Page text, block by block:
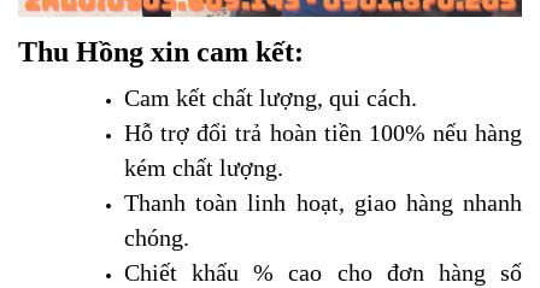
Thu Hồng xin cam kết:
Cam kết chất lượng, qui cách.
Hỗ trợ đổi trả hoàn tiền 100% nếu hàng
kém chất lượng.
Thanh toàn linh hoạt, giao hàng nhanh
chóng.
Chiết khấu % cao cho đơn hàng số